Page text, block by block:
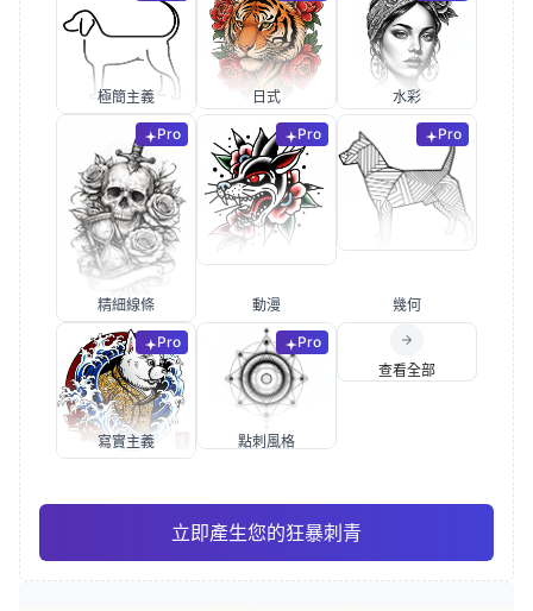
極簡主義 日式 水彩
Pro
精細線條
Pro
動漫
Pro
幾何
Pro
寫實主義
Pro
點刺風格
查看全部
立即產生您的狂暴刺青